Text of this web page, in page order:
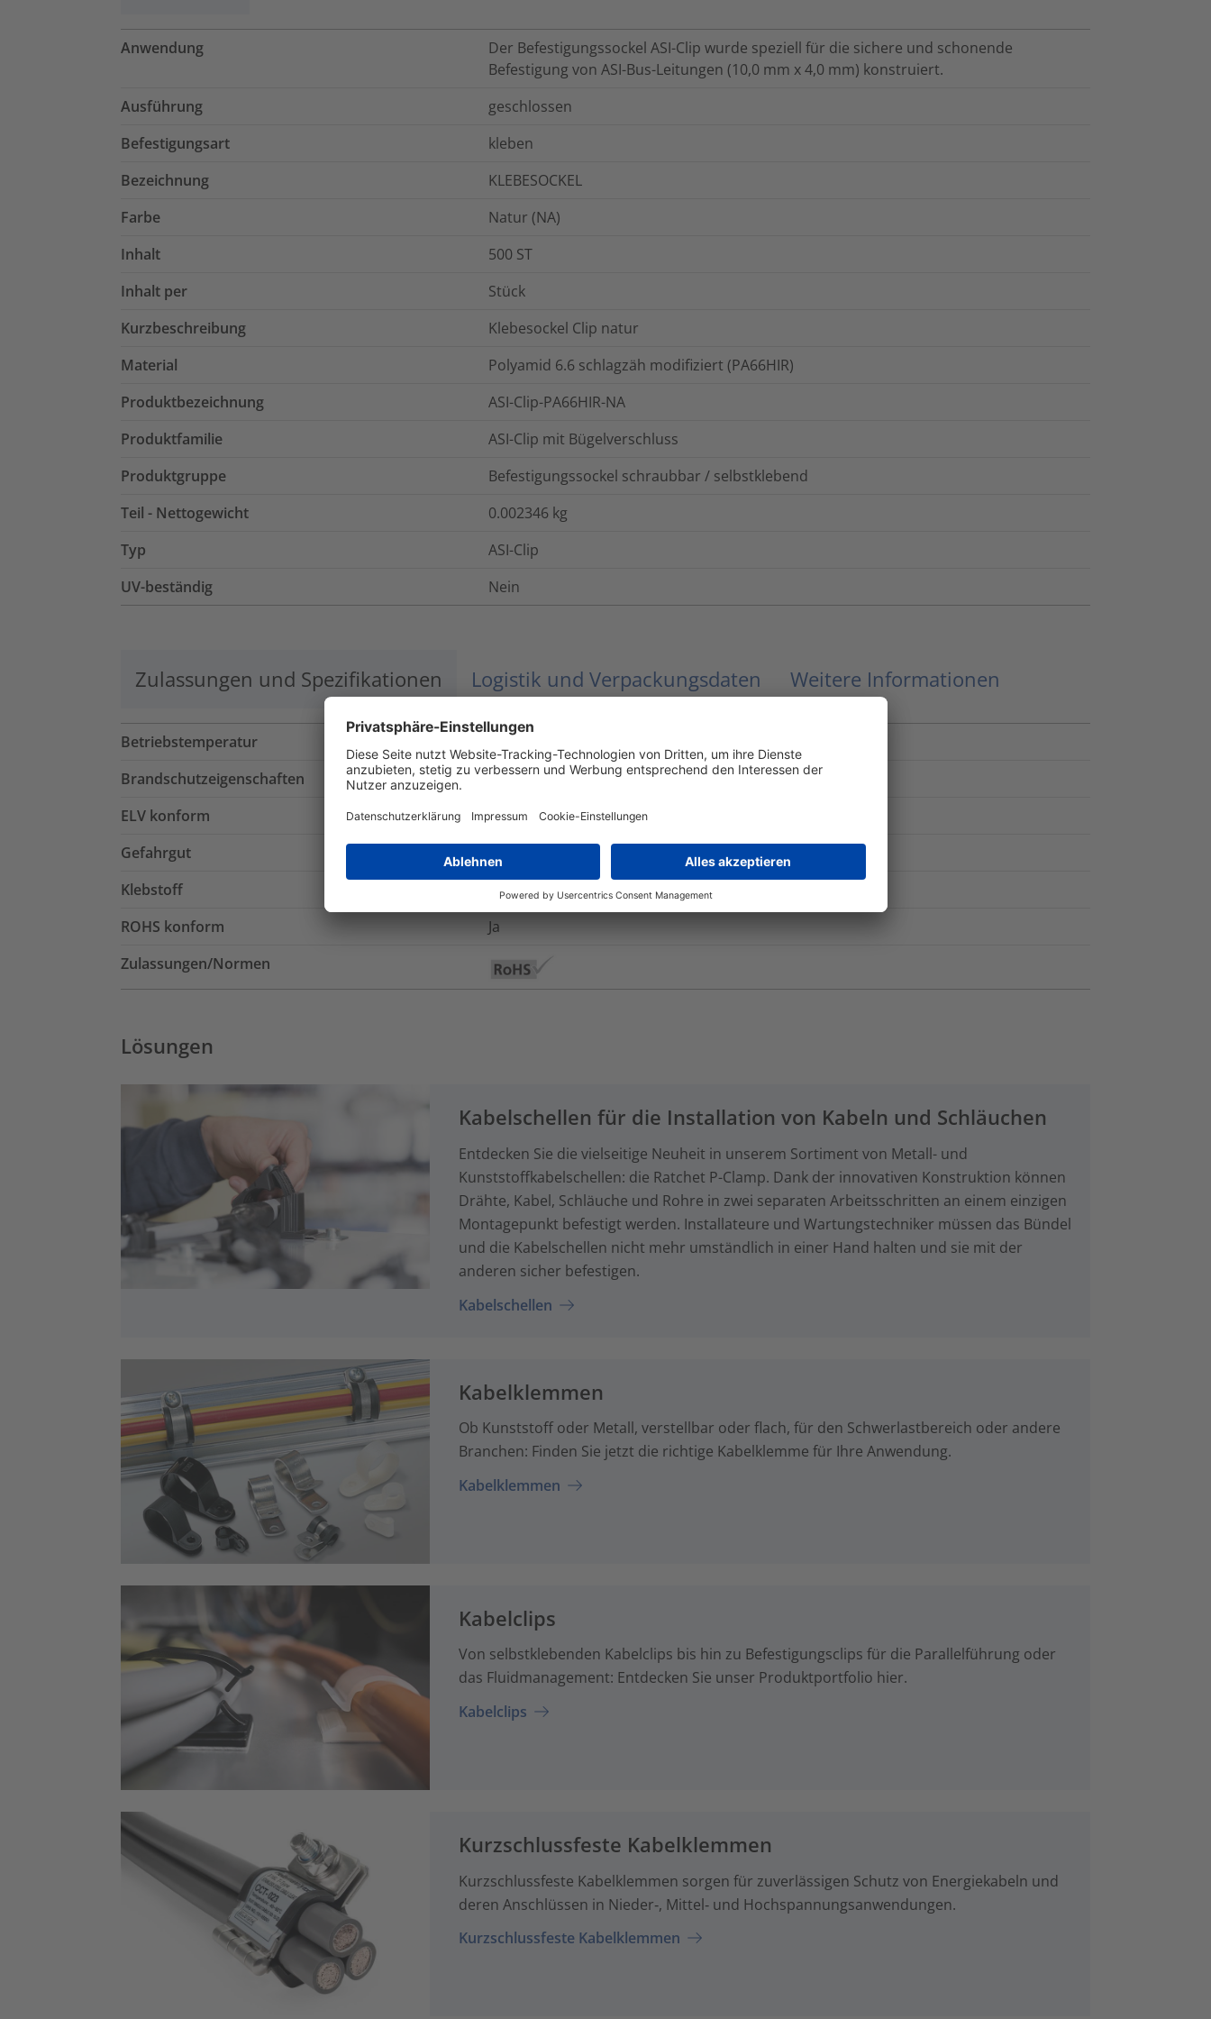
Anwendung
Der Befestigungssockel ASI-Clip wurde speziell für die sichere und schonende
Befestigung von ASI-Bus-Leitungen (10,0 mm x 4,0 mm) konstruiert.
Ausführung
geschlossen
Befestigungsart
kleben
Bezeichnung
KLEBESOCKEL
Farbe
Natur (NA)
Inhalt
500 ST
Inhalt per
Stück
Kurzbeschreibung
Klebesockel Clip natur
Material
Polyamid 6.6 schlagzäh modifiziert (PA66HIR)
Produktbezeichnung
ASI-Clip-PA66HIR-NA
Produktfamilie
ASI-Clip mit Bügelverschluss
Produktgruppe
Befestigungssockel schraubbar / selbstklebend
Teil - Nettogewicht
0.002346 kg
Typ
ASI-Clip
UV-beständig
Nein
Zulassungen und Spezifikationen Logistik und Verpackungsdaten Weitere Informationen
Betriebstemperatur
-40 °C bis +80 °C
Brandschutzeigenschaften
UL94 HB (ohne Kleber)
ELV konform
Ja
Gefahrgut
Klebstoff
Acrylat mit Trägermaterial aus Polyurethanschaum
ROHS konform
Ja
Zulassungen/Normen
Lösungen
Kabelschellen für die Installation von Kabeln und Schläuchen
Entdecken Sie die vielseitige Neuheit in unserem Sortiment von Metall- und
Kunststoffkabelschellen: die Ratchet P-Clamp. Dank der innovativen Konstruktion können
Drähte, Kabel, Schläuche und Rohre in zwei separaten Arbeitsschritten an einem einzigen
Montagepunkt befestigt werden. Installateure und Wartungstechniker müssen das Bündel
und die Kabelschellen nicht mehr umständlich in einer Hand halten und sie mit der
anderen sicher befestigen.
Kabelschellen
Kabelklemmen
Ob Kunststoff oder Metall, verstellbar oder flach, für den Schwerlastbereich oder andere
Branchen: Finden Sie jetzt die richtige Kabelklemme für Ihre Anwendung.
Kabelklemmen
Kabelclips
Von selbstklebenden Kabelclips bis hin zu Befestigungsclips für die Parallelführung oder
das Fluidmanagement: Entdecken Sie unser Produktportfolio hier.
Kabelclips
Kurzschlussfeste Kabelklemmen
Kurzschlussfeste Kabelklemmen sorgen für zuverlässigen Schutz von Energiekabeln und
deren Anschlüssen in Nieder‑, Mittel‑ und Hochspannungsanwendungen.
Kurzschlussfeste Kabelklemmen